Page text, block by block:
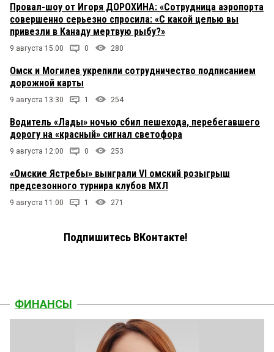
Провал-шоу от Игоря ДОРОХИНА: «Сотрудница аэропорта
совершенно серьезно спросила: «С какой целью вы
привезли в Канаду мертвую рыбу?»
9 августа 15:00 0 280
Омск и Могилев укрепили сотрудничество подписанием
дорожной карты
9 августа 13:30 1 254
Водитель «Лады» ночью сбил пешехода, перебегавшего
дорогу на «красный» сигнал светофора
9 августа 12:00 0 253
«Омские Ястребы» выиграли VI омский розыгрыш
предсезонного турнира клубов МХЛ
9 августа 11:00 1 271
Подпишитесь ВКонтакте!
ФИНАНСЫ